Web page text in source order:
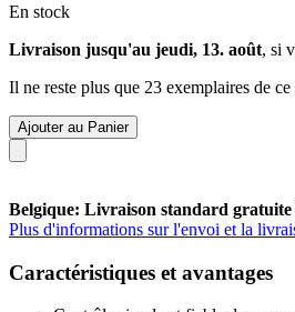
En stock
Livraison jusqu'au jeudi, 13. août, si
Il ne reste plus que 23 exemplaires de
Ajouter au Panier
Belgique: Livraison standard gratuite
Plus d'informations sur l'envoi et la
Caractéristiques et avantages